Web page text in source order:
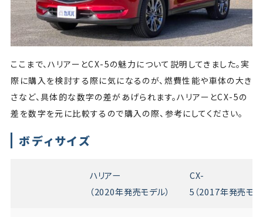
ここまで、ハリアーとCX-5の魅力について説明してきました。実
際に購入を検討する際に気になるのが、燃費性能や車体の大き
さなど、具体的な数字の差があげられます。ハリアーとCX-5の
差を数字を元に比較するので購入の際、参考にしてください。
ボディサイズ
ハリアー
（2020年発売モデル）
CX-
5（2017年発売モ